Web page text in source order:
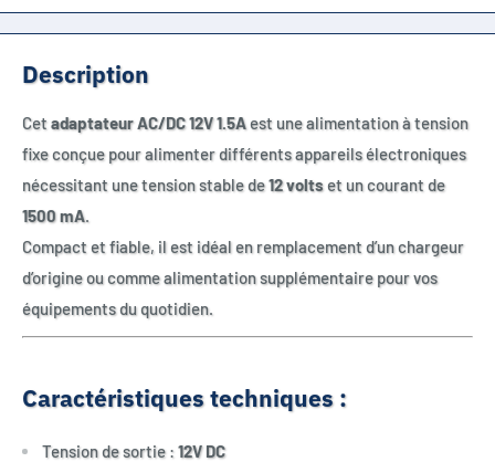
Description
Cetadaptateur AC/DC 12V 1.5Aest une alimentation à tension
fixe conçue pour alimenter différents appareils électroniques
nécessitant une tension stable de12 voltset un courant de
1500 mA.
Compact et fiable, il est idéal en remplacement d’un chargeur
d’origine ou comme alimentation supplémentaire pour vos
équipements du quotidien.
Caractéristiques techniques :
Tension de sortie : 12V DC